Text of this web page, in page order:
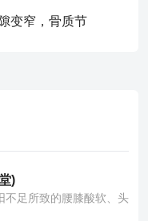
变窄，骨质节
)
不足所致的腰膝酸软、头